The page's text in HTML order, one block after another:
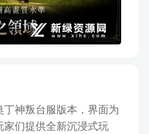
神叛台服版本，界面为
们提供全新沉浸式玩